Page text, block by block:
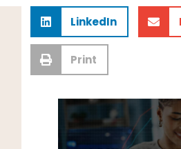
LinkedIn
Print